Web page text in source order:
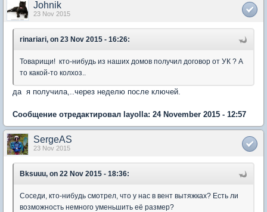
Johnik
23 Nov 2015
rinariari, on 23 Nov 2015 - 16:26:
Товарищи! кто-нибудь из наших домов получил договор от УК ? А
то какой-то колхоз..
да я получила,..через неделю после ключей.
Сообщение отредактировал layolla: 24 November 2015 - 12:57
SergeAS
23 Nov 2015
Bksuuu, on 22 Nov 2015 - 18:36:
Соседи, кто-нибудь смотрел, что у нас в вент вытяжках? Есть ли
возможность немного уменьшить её размер?